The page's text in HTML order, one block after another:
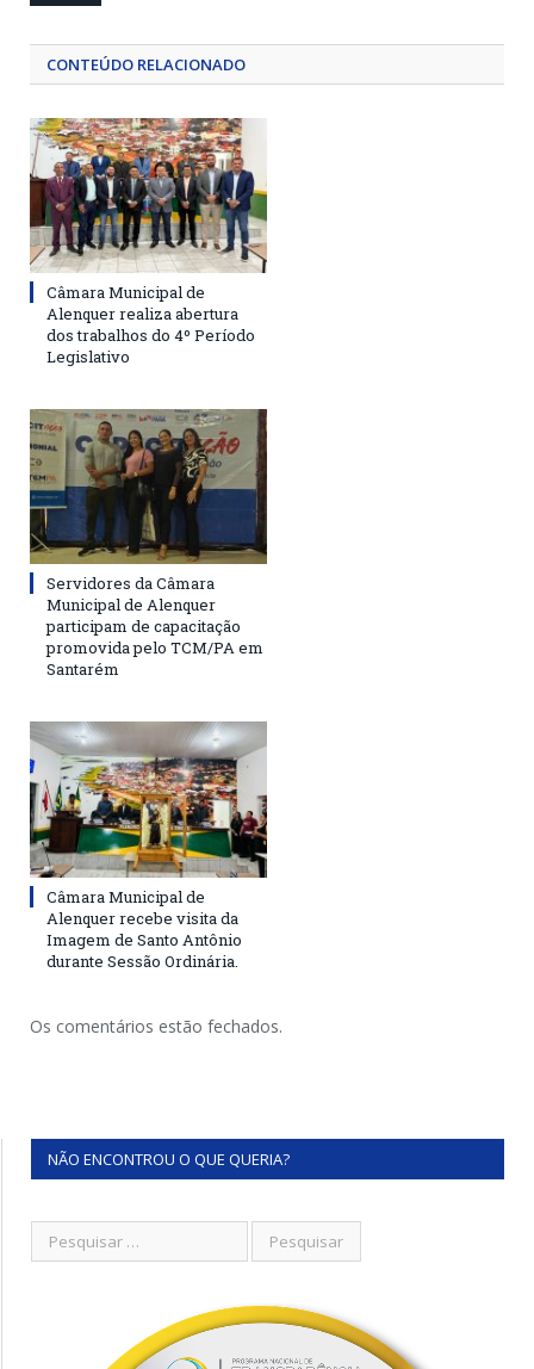
CONTEÚDO RELACIONADO
Câmara Municipal de
Alenquer realiza abertura
dos trabalhos do 4º Período
Legislativo
Servidores da Câmara
Municipal de Alenquer
participam de capacitação
promovida pelo TCM/PA em
Santarém
Câmara Municipal de
Alenquer recebe visita da
Imagem de Santo Antônio
durante Sessão Ordinária.
Os comentários estão fechados.
NÃO ENCONTROU O QUE QUERIA?